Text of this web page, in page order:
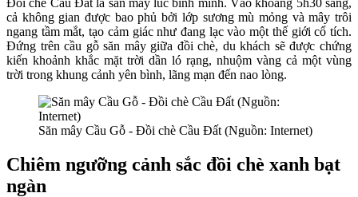
cả không gian được bao phủ bởi lớp sương mù mỏng và mây trôi
ngang tầm mắt, tạo cảm giác như đang lạc vào một thế giới cổ tích.
Đứng trên cầu gỗ săn mây giữa đồi chè, du khách sẽ được chứng
kiến khoảnh khắc mặt trời dần ló rạng, nhuộm vàng cả một vùng
trời trong khung cảnh yên bình, lãng mạn đến nao lòng.
Săn mây Cầu Gỗ - Đồi chè Cầu Đất (Nguồn: Internet)
Chiêm ngưỡng cảnh sắc đồi chè xanh bạt
ngàn